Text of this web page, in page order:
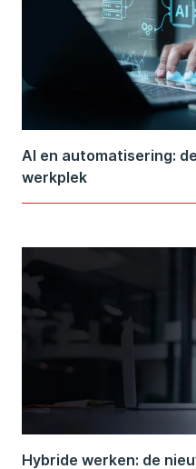
AI en automatisering:
werkplek
Hybride werken: de